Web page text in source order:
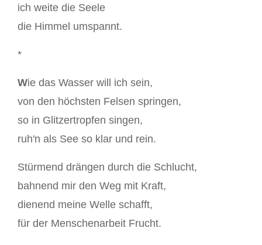
ich weite die Seele
die Himmel umspannt.
*
Wie das Wasser will ich sein,
von den höchsten Felsen springen,
so in Glitzertropfen singen,
ruh'n als See so klar und rein.
Stürmend drängen durch die Schlucht,
bahnend mir den Weg mit Kraft,
dienend meine Welle schafft,
für der Menschenarbeit Frucht.